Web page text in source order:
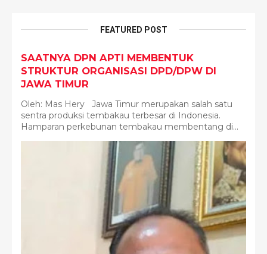
FEATURED POST
SAATNYA DPN APTI MEMBENTUK
STRUKTUR ORGANISASI DPD/DPW DI
JAWA TIMUR
Oleh: Mas Hery Jawa Timur merupakan salah satu
sentra produksi tembakau terbesar di Indonesia.
Hamparan perkebunan tembakau membentang di...